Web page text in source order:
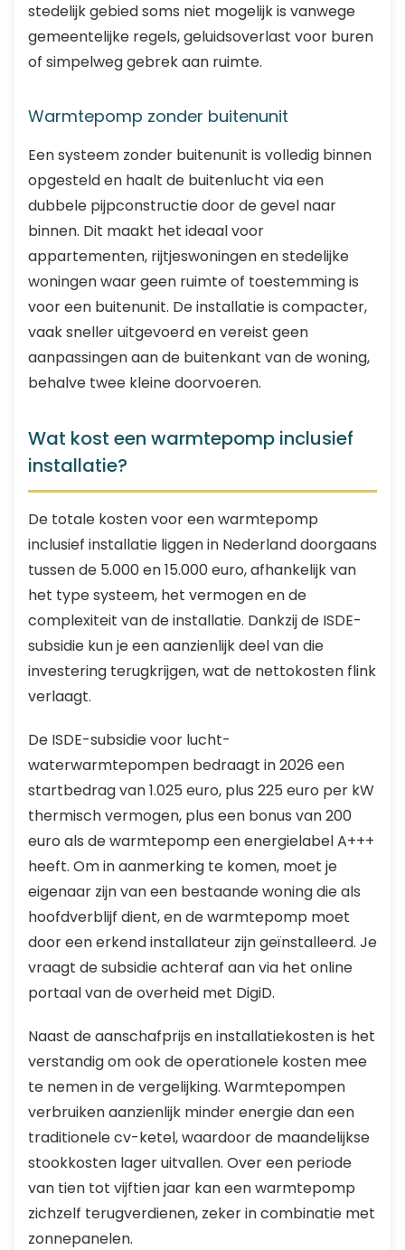
stedelijk gebied soms niet mogelijk is vanwege
gemeentelijke regels, geluidsoverlast voor buren
of simpelweg gebrek aan ruimte.
Warmtepomp zonder buitenunit
Een systeem zonder buitenunit is volledig binnen
opgesteld en haalt de buitenlucht via een
dubbele pijpconstructie door de gevel naar
binnen. Dit maakt het ideaal voor
appartementen, rijtjeswoningen en stedelijke
woningen waar geen ruimte of toestemming is
voor een buitenunit. De installatie is compacter,
vaak sneller uitgevoerd en vereist geen
aanpassingen aan de buitenkant van de woning,
behalve twee kleine doorvoeren.
Wat kost een warmtepomp inclusief
installatie?
De totale kosten voor een warmtepomp
inclusief installatie liggen in Nederland doorgaans
tussen de 5.000 en 15.000 euro, afhankelijk van
het type systeem, het vermogen en de
complexiteit van de installatie. Dankzij de ISDE-
subsidie kun je een aanzienlijk deel van die
investering terugkrijgen, wat de nettokosten flink
verlaagt.
De ISDE-subsidie voor lucht-
waterwarmtepompen bedraagt in 2026 een
startbedrag van 1.025 euro, plus 225 euro per kW
thermisch vermogen, plus een bonus van 200
euro als de warmtepomp een energielabel A+++
heeft. Om in aanmerking te komen, moet je
eigenaar zijn van een bestaande woning die als
hoofdverblijf dient, en de warmtepomp moet
door een erkend installateur zijn geïnstalleerd. Je
vraagt de subsidie achteraf aan via het online
portaal van de overheid met DigiD.
Naast de aanschafprijs en installatiekosten is het
verstandig om ook de operationele kosten mee
te nemen in de vergelijking. Warmtepompen
verbruiken aanzienlijk minder energie dan een
traditionele cv-ketel, waardoor de maandelijkse
stookkosten lager uitvallen. Over een periode
van tien tot vijftien jaar kan een warmtepomp
zichzelf terugverdienen, zeker in combinatie met
zonnepanelen.